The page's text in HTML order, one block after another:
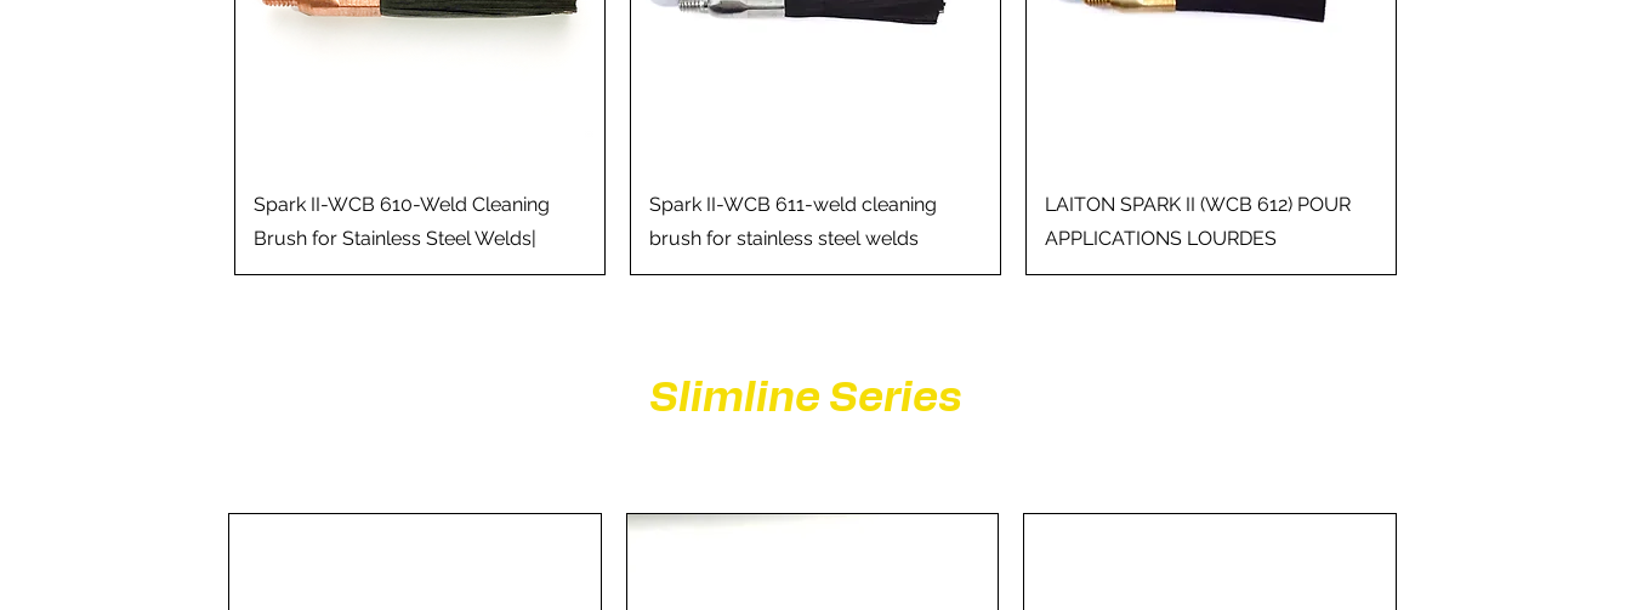
Aperçu rapide
Spark II-WCB 610-Weld Cleaning
Brush for Stainless Steel Welds|
Aperçu rapide
Spark II-WCB 611-weld cleaning
brush for stainless steel welds
Aperçu rapide
LAITON SPARK II (WCB 612) POUR
APPLICATIONS LOURDES
Slimline Series